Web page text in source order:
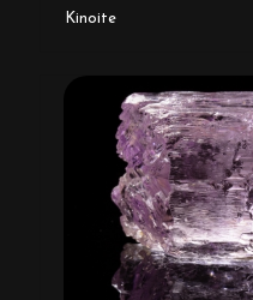
Kinoite